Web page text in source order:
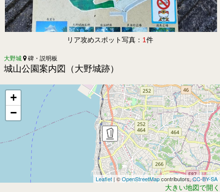
リア攻めスポット写真： 1件
大野城 碑・説明板
城山公園案内図（大野城跡）
+
−
Leaflet | ©OpenStreetMapcontributors,CC-BY-SA
大きい地図で開く